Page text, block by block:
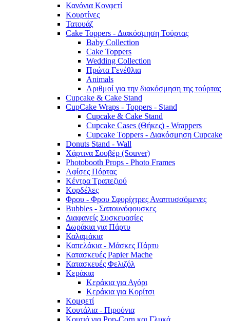
Κανόνια Κονφετί
Κουρτίνες
Τατουάζ
Cake Toppers - Διακόσμηση Τούρτας
Baby Collection
Cake Toppers
Wedding Collection
Πρώτα Γενέθλια
Animals
Αριθμοί για την διακόσμηση της τούρτας
Cupcake & Cake Stand
CupCake Wraps - Toppers - Stand
Cupcake & Cake Stand
Cupcake Cases (Θήκες) - Wrappers
Cupcake Toppers - Διακόσμηση Cupcake
Donuts Stand - Wall
Χάρτινα Σουβέρ (Souver)
Photobooth Props - Photo Frames
Αφίσες Πόρτας
Κέντρα Τραπεζιού
Κορδέλες
Φρου - Φρου Σφυρίχτρες Αναπτυσσόμενες
Bubbles - Σαπουνόφουσκες
Διαφανείς Συσκευασίες
Δωράκια για Πάρτυ
Καλαμάκια
Καπελάκια - Μάσκες Πάρτυ
Κατασκευές Papier Mache
Κατασκευές Φελιζόλ
Κεράκια
Κεράκια για Αγόρι
Κεράκια για Κορίτσι
Κομφετί
Κουτάλια - Πιρούνια